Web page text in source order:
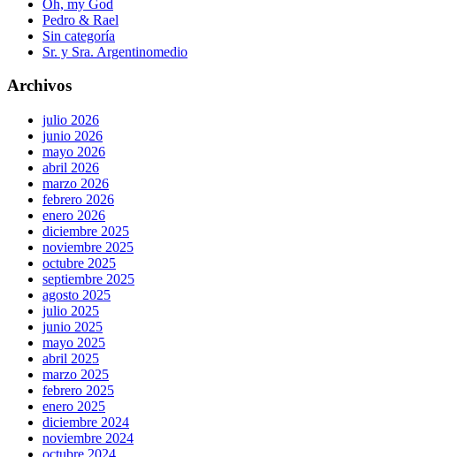
Oh, my God
Pedro & Rael
Sin categoría
Sr. y Sra. Argentinomedio
Archivos
julio 2026
junio 2026
mayo 2026
abril 2026
marzo 2026
febrero 2026
enero 2026
diciembre 2025
noviembre 2025
octubre 2025
septiembre 2025
agosto 2025
julio 2025
junio 2025
mayo 2025
abril 2025
marzo 2025
febrero 2025
enero 2025
diciembre 2024
noviembre 2024
octubre 2024